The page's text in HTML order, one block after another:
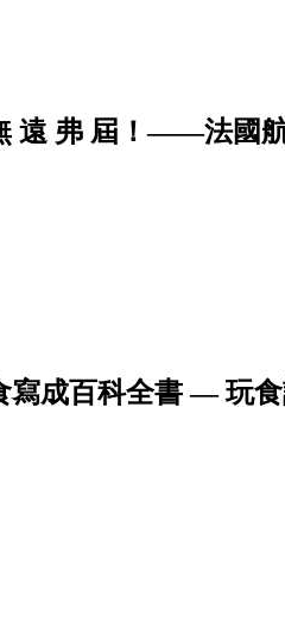
遠 弗 屆！——法國
寫成百科全書 — 玩